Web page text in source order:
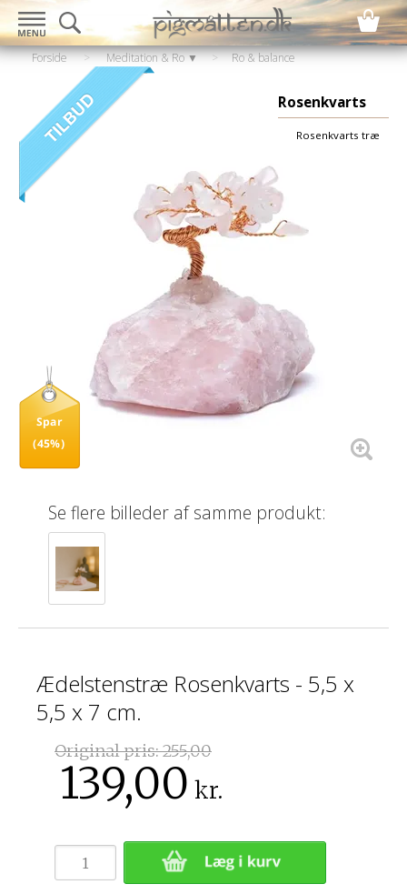
Forside > Meditation & Ro ▼ >
Ro & balance
Krystaller & sten
Rosenkvarts
Rosenkvarts træ
Spar
(45%)
Se flere billeder af samme produkt:
Ædelstenstræ Rosenkvarts - 5,5 x
5,5 x 7 cm.
Original pris:255,00
139,00 kr.